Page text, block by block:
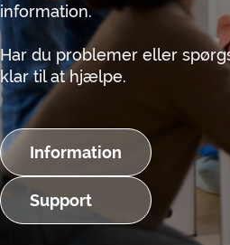
information.
Har du problemer eller
klar til at hjælpe.
Information
Support